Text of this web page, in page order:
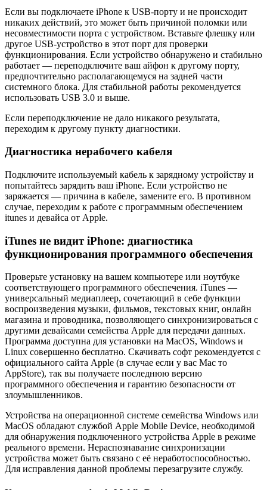
Если вы подключаете iPhone к USB-порту и не происходит
никаких действий, это может быть причиной поломки или
несовместимости порта с устройством. Вставьте флешку или
другое USB-устройство в этот порт для проверки
функционирования. Если устройство обнаружено и стабильно
работает — переподключите ваш айфон к другому порту,
предпочтительно располагающемуся на задней части
системного блока. Для стабильной работы рекомендуется
использовать USB 3.0 и выше.
Если переподключение не дало никакого результата,
переходим к другому пункту диагностики.
Диагностика нерабочего кабеля
Подключите используемый кабель к зарядному устройству и
попытайтесь зарядить ваш iPhone. Если устройство не
заряжается — причина в кабеле, замените его. В противном
случае, переходим к работе с программным обеспечением
itunes и девайса от Apple.
iTunes не видит iPhone: диагностика
функционирования программного обеспечения
Проверьте установку на вашем компьютере или ноутбуке
соответствующего программного обеспечения. iTunes —
универсальный медиаплеер, сочетающий в себе функции
воспроизведения музыки, фильмов, текстовых книг, онлайн
магазина и проводника, позволяющего синхронизироваться с
другими девайсами семейства Apple для передачи данных.
Программа доступна для установки на MacOS, Windows и
Linux совершенно бесплатно. Скачивать софт рекомендуется с
официального сайта Apple (в случае если у вас Mac то
AppStore), так вы получаете последнюю версию
программного обеспечения и гарантию безопасности от
злоумышленников.
Устройства на операционной системе семейства Windows или
MacOS обладают службой Apple Mobile Device, необходимой
для обнаружения подключенного устройства Apple в режиме
реального времени. Нераспознавание синхронизации
устройства может быть связано с её неработоспособностью.
Для исправления данной проблемы перезагрузите службу.